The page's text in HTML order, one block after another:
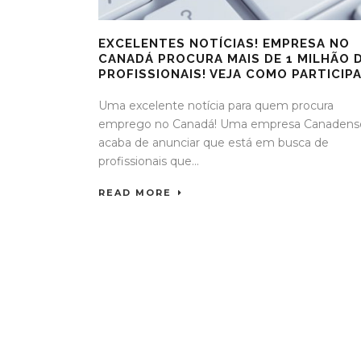
EXCELENTES NOTÍCIAS! EMPRESA NO
CANADÁ PROCURA MAIS DE 1 MILHÃO
PROFISSIONAIS! VEJA COMO
Uma excelente notícia para quem procura
emprego no Canadá! Uma empresa
acaba de anunciar que está em busca de
profissionais que...
READ MORE